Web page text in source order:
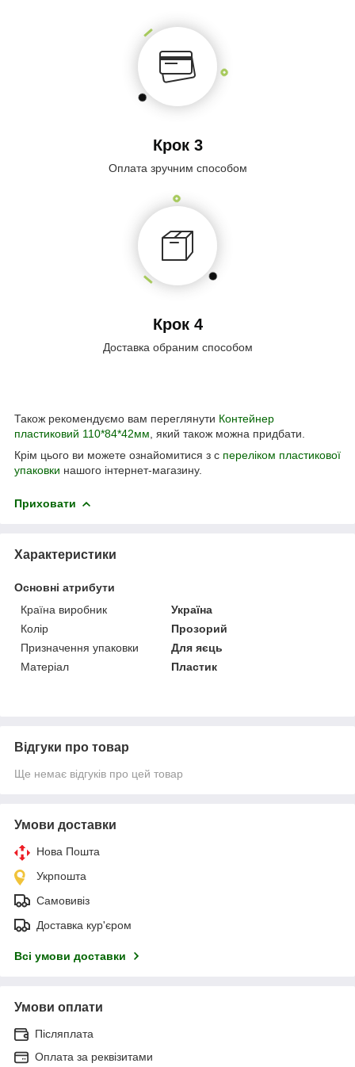
Крок 3
Оплата зручним способом
Крок 4
Доставка обраним способом
Також рекомендуємо вам переглянути Контейнер
пластиковий 110*84*42мм , який також можна придбати.
Крім цього ви можете ознайомитися з с переліком пластикової
упаковки нашого інтернет-магазину.
Приховати
Характеристики
Основні атрибути
Країна виробник
Україна
Колір
Прозорий
Призначення упаковки
Для яєць
Матеріал
Пластик
Відгуки про товар
Ще немає відгуків про цей товар
Умови доставки
Нова Пошта
Укрпошта
Самовивіз
Доставка кур'єром
Всі умови доставки
Умови оплати
Післяплата
Оплата за реквізитами